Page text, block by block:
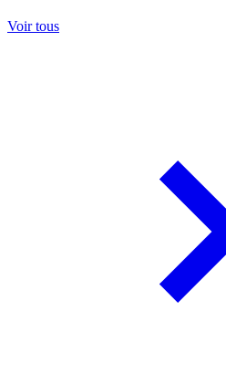
Voir tous